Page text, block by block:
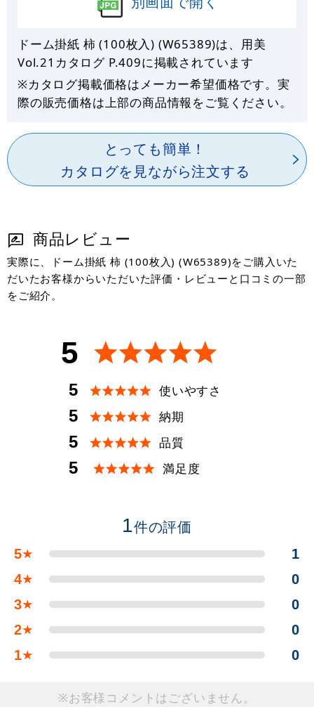
ドーム掛紙 柿 (100枚入) (W65389)は、用美
Vol.21カタログ P.409に掲載されています
※カタログ掲載価格はメーカー希望価格です。実
際の販売価格は上部の商品情報をご覧ください。
とっても簡単！
カタログを見ながら注文する
商品レビュー
実際に、ドーム掛紙 柿 (100枚入) (W65389)をご購入いた
だいたお客様からいただいた評価・レビューと口コミの一部
をご紹介。
5
5 使いやすさ
5 納期
5 品質
5 満足度
1件の評価
5★
1
4★
0
3★
0
2★
0
1★ 0
※お客様コメントはございません。